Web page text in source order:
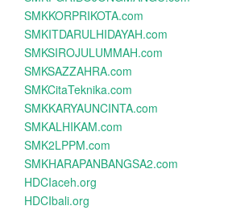
SMKKORPRIKOTA.com
SMKITDARULHIDAYAH.com
SMKSIROJULUMMAH.com
SMKSAZZAHRA.com
SMKCitaTeknika.com
SMKKARYAUNCINTA.com
SMKALHIKAM.com
SMK2LPPM.com
SMKHARAPANBANGSA2.com
HDCIaceh.org
HDCIbali.org